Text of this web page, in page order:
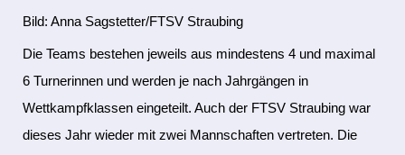
Bild: Anna Sagstetter/FTSV Straubing
Die Teams bestehen jeweils aus mindestens 4 und maximal
6 Turnerinnen und werden je nach Jahrgängen in
Wettkampfklassen eingeteilt. Auch der FTSV Straubing war
dieses Jahr wieder mit zwei Mannschaften vertreten. Die